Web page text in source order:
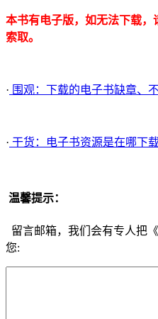
本书有电子版，如无法下载，
索取。
· 围观：下载的电子书缺章、
· 干货：电子书资源是在哪下载
温馨提示：
留言邮箱，我们会有专人把
您: